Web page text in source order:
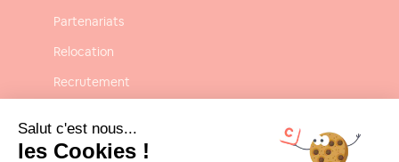
Partenariats
Relocation
Recrutement
Mentions légales
Salut c'est nous...
les Cookies !